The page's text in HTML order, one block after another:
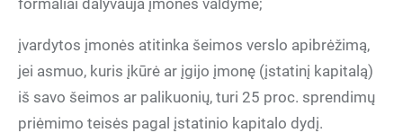
formaliai dalyvauja įmonės valdyme;
įvardytos įmonės atitinka šeimos verslo apibrėžimą,
jei asmuo, kuris įkūrė ar įgijo įmonę (įstatinį kapitalą)
iš savo šeimos ar palikuonių, turi 25 proc. sprendimų
priėmimo teisės pagal įstatinio kapitalo dydį.